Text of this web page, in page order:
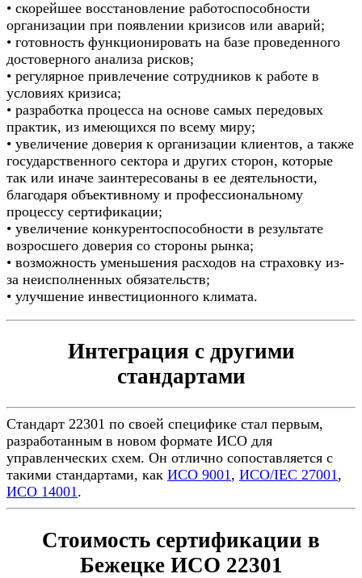
• скорейшее восстановление работоспособности
организации при появлении кризисов или аварий;
• готовность функционировать на базе проведенного
достоверного анализа рисков;
• регулярное привлечение сотрудников к работе в
условиях кризиса;
• разработка процесса на основе самых передовых
практик, из имеющихся по всему миру;
• увеличение доверия к организации клиентов, а также
государственного сектора и других сторон, которые
так или иначе заинтересованы в ее деятельности,
благодаря объективному и профессиональному
процессу сертификации;
• увеличение конкурентоспособности в результате
возросшего доверия со стороны рынка;
• возможность уменьшения расходов на страховку из-
за неисполненных обязательств;
• улучшение инвестиционного климата.
Интеграция с другими
стандартами
Стандарт 22301 по своей специфике стал первым,
разработанным в новом формате ИСО для
управленческих схем. Он отлично сопоставляется с
такими стандартами, как ИСО 9001, ИСО/IEC 27001,
ИСО 14001.
Стоимость сертификации в
Бежецке ИСО 22301